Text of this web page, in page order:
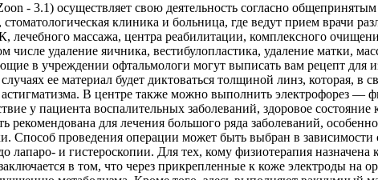
- 3.1) осуществляет свою деятельность согласно
клиника и больница, где ведут прием врачи
массажа, центра реабилитации, комплексного
удаление яичника, вестибулопластика, удаление матки,
в учреждении офтальмологи могут выписать вам рецепт для
ее материал будет диктоваться толщиной линз, которая, в
В центре также можно выполнить электрофорез —
у пациента воспалительных заболеваний, здоровое
для лечения большого ряда заболеваний,
проведения операции может быть выбран в зависимости
и гистероскопии. Для тех, кому физиотерапия назначена
в том, что через прикрепленные к коже электроды на